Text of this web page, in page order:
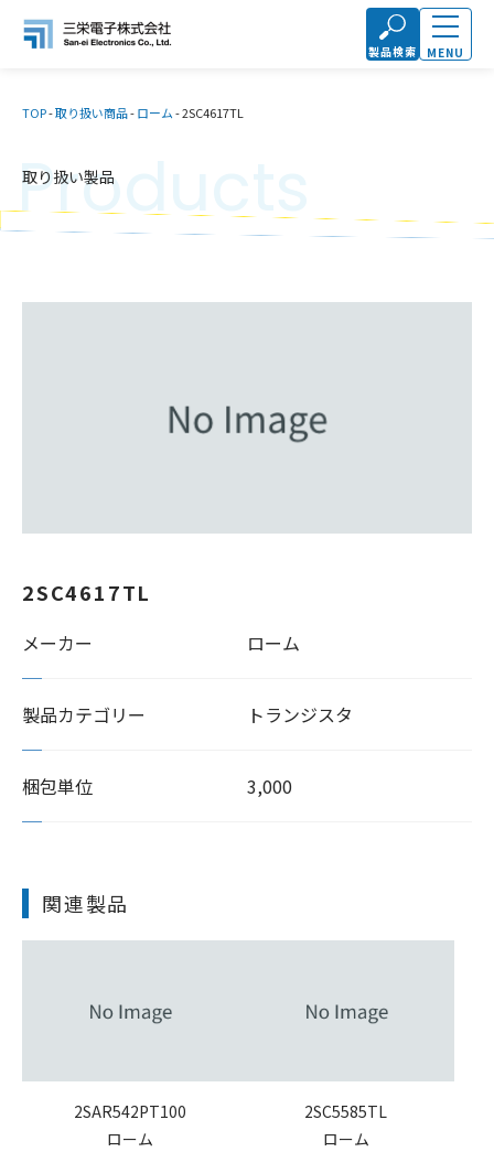
製品検索 MENU
TOP-取り扱い商品-ローム-2SC4617TL
取り扱い製品
Products
2SC4617TL
メーカー ローム
製品カテゴリー トランジスタ
梱包単位 3,000
関連製品
2SAR542PT100
ローム
2SC5585TL
ローム